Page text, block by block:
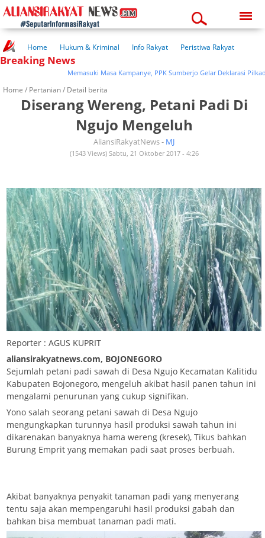
06:35:35 am
Home Hukum & Kriminal Info Rakyat
Peristiwa Rakyat
Kuliner Rakyat
Wisata Rakyat
Kesehatan
Breaking News
Memasuki Masa Kampanye, PPK Sumberjo Gelar Deklarasi Pilkada
Home / Pertanian/ Detail berita
Diserang Wereng, Petani Padi Di
Ngujo Mengeluh
AliansiRakyatNews - MJ
(1543 Views) Sabtu, 21 Oktober 2017 - 4:26
Reporter : AGUS KUPRIT
aliansirakyatnews.com, BOJONEGORO
Sejumlah petani padi sawah di Desa Ngujo Kecamatan Kalitidu
Kabupaten Bojonegoro, mengeluh akibat hasil panen tahun ini
mengalami penurunan yang cukup signifikan.
Yono salah seorang petani sawah di Desa Ngujo
mengungkapkan turunnya hasil produksi sawah tahun ini
dikarenakan banyaknya hama wereng (kresek), Tikus bahkan
Burung Emprit yang memakan padi saat proses berbuah.
Akibat banyaknya penyakit tanaman padi yang menyerang
tentu saja akan mempengaruhi hasil produksi gabah dan
bahkan bisa membuat tanaman padi mati.